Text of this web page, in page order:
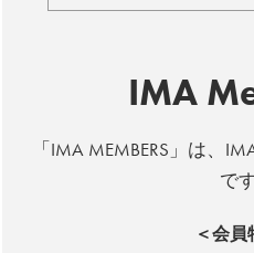
IMA
「IMA MEMBERS」は、
です
＜会員